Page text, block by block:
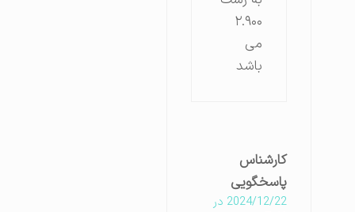
۲.۹۰۰
باشد
کارشناس
پاسخگویی
2024/12/22 در